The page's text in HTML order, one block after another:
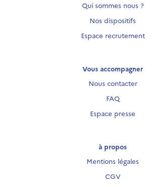
Qui sommes nous ?
Nos dispositifs
Espace recrutement
Vous accompagner
Nous contacter
FAQ
Espace presse
à propos
Mentions légales
CGV